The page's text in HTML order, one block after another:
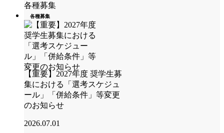
各種募集
各種募集
【重要】2027年度 奨学生募
集における「選考スケジュ
ール」「併給条件」等変更
のお知らせ
2026.07.01